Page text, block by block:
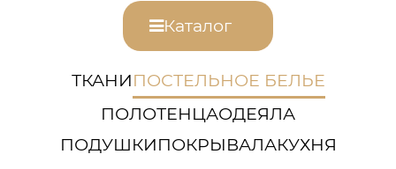
Каталог
ТКАНИПОСТЕЛЬНОЕ БЕЛЬЕ
ПОЛОТЕНЦАОДЕЯЛА
ПОДУШКИПОКРЫВАЛАКУХНЯ